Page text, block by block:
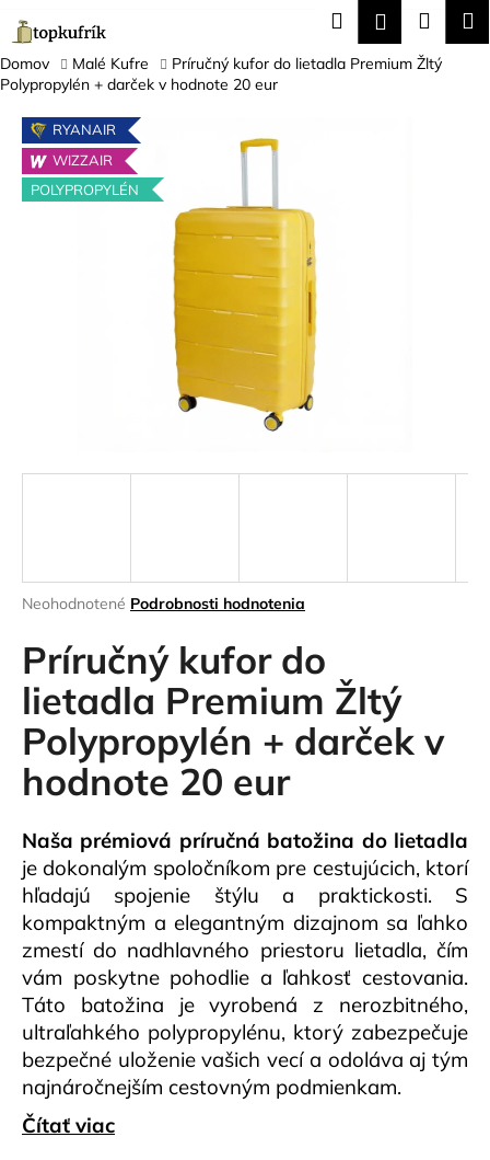
obsah
Hľadať
košík
Domov Malé Kufre
Príručný kufor do lietadla Premium Žltý
Polypropylén + darček v hodnote 20 eur
Priemerné
produktu
je
0,0
5
hviezdičiek.
Neohodnotené Podrobnosti hodnotenia
Príručný kufor do
lietadla Premium Žltý
Polypropylén + darček v
hodnote 20 eur
Naša prémiová príručná batožina do lietadla
je dokonalým spoločníkom pre cestujúcich, ktorí
hľadajú spojenie štýlu a praktickosti. S
kompaktným a elegantným dizajnom sa ľahko
zmestí do nadhlavného priestoru lietadla, čím
vám poskytne pohodlie a ľahkosť cestovania.
Táto batožina je vyrobená z nerozbitného,
ultraľahkého polypropylénu, ktorý zabezpečuje
bezpečné uloženie vašich vecí a odoláva aj tým
najnáročnejším cestovným podmienkam.
Čítať viac
RYANAIR
WIZZAIR
POLYPROPYLÉN
o
š
í
Späť
Späť
Č
o
p
o
s
ť
HĽADAŤ
O
d
p
o
r
ú
č
a
m
e
SET
CESTOVNÝCH